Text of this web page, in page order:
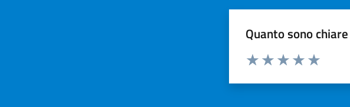
Quanto sono
Valuta da 1 a 5 stelle la pagina